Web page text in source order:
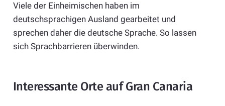
Viele der Einheimischen haben im
deutschsprachigen Ausland gearbeitet und
sprechen daher die deutsche Sprache. So lassen
sich Sprachbarrieren überwinden.
Interessante Orte auf Gran Canaria